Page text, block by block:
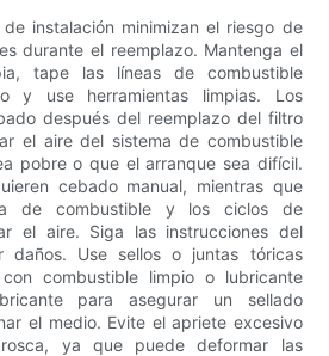
instalación minimizan el riesgo de
durante el reemplazo. Mantenga el
tape las líneas de combustible
y use herramientas limpias. Los
después del reemplazo del filtro
el aire del sistema de combustible
pobre o que el arranque sea difícil.
cebado manual, mientras que
de combustible y los ciclos de
el aire. Siga las instrucciones del
daños. Use sellos o juntas tóricas
combustible limpio o lubricante
para asegurar un sellado
el medio. Evite el apriete excesivo
ya que puede deformar las